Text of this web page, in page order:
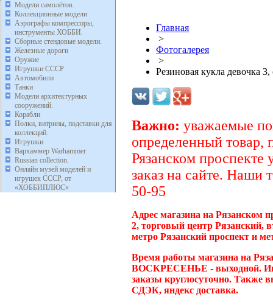
Модели самолётов.
Коллекционные модели
Аэрографы компрессоры,
инструменты ХОББИ.
Сборные стендовые модели.
Железные дороги
Оружие
Игрушки СССР
Автомобили
Танки
Модели архитектурных
сооружений.
Корабли
Полки, витрины, подставки для
коллекций.
Игрушки
Вархаммер Warhammer
Russian collection.
Онлайн музей моделей и
игрушек СССР, от
«ХОББИПЛЮС»
Главная
>
Фотогалерея
>
Резиновая кукла девочка
Важно: уважаемые
определенный товар,
Рязанском проспекте
заказ на сайте. Наши
50-95
Адрес магазина на Рязанском
2, торговый центр Рязанский,
метро Рязанский проспект и
Время работы магазина на
ВОСКРЕСЕНЬЕ - выходной.
заказы круглосуточно. Также
СДЭК, яндекс доставка.